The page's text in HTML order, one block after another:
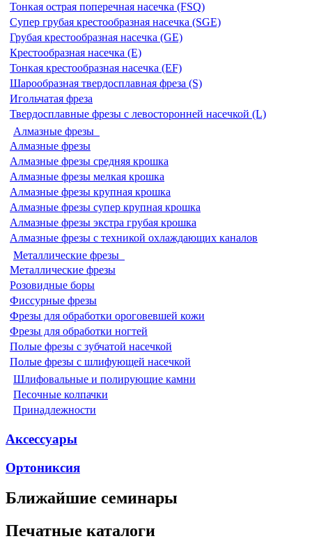
Тонкая острая поперечная насечка (FSQ)
Супер грубая крестообразная насечка (SGE)
Грубая крестообразная насечка (GE)
Крестообразная насечка (E)
Тонкая крестообразная насечка (EF)
Шарообразная твердосплавная фреза (S)
Игольчатая фреза
Твердосплавные фрезы с левосторонней насечкой (L)
Алмазные фрезы
Алмазные фрезы
Алмазные фрезы средняя крошка
Алмазные фрезы мелкая крошка
Алмазные фрезы крупная крошка
Алмазные фрезы супер крупная крошка
Алмазные фрезы экстра грубая крошка
Алмазные фрезы с техникой охлаждающих каналов
Металлические фрезы
Металлические фрезы
Розовидные боры
Фиссурные фрезы
Фрезы для обработки ороговевшей кожи
Фрезы для обработки ногтей
Полые фрезы с зубчатой насечкой
Полые фрезы с шлифующей насечкой
Шлифовальные и полирующие камни
Песочные колпачки
Принадлежности
Аксессуары
Ортониксия
Ближайшие семинары
Печатные каталоги